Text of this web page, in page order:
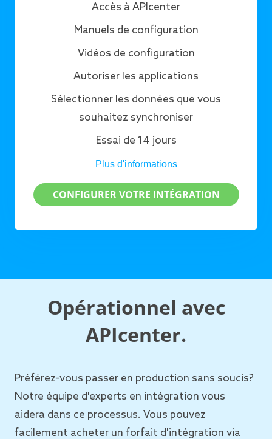
Accès à APIcenter
Manuels de configuration
Vidéos de configuration
Autoriser les applications
Sélectionner les données que vous
souhaitez synchroniser
Essai de 14 jours
Plus d'informations
CONFIGURER VOTRE INTÉGRATION
Opérationnel avec
APIcenter.
Préférez-vous passer en production sans soucis?
Notre équipe d'experts en intégration vous
aidera dans ce processus. Vous pouvez
facilement acheter un forfait d'intégration via